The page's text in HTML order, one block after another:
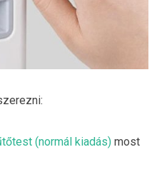
(normál kiadás) most